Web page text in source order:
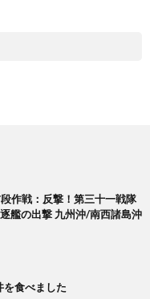
作戦：反撃！第三十一戦隊
艦の出撃 九州沖/南西諸島沖
を食べました